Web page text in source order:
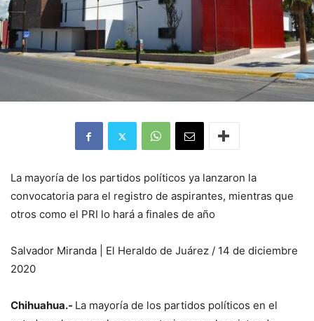
La mayoría de los partidos políticos ya lanzaron la
convocatoria para el registro de aspirantes, mientras que
otros como el PRI lo hará a finales de año
Salvador Miranda | El Heraldo de Juárez / 14 de diciembre
2020
Chihuahua.- La mayoría de los partidos políticos en el